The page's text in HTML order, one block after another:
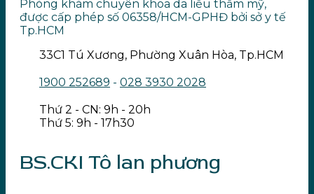
Phòng khám chuyên khoa da liễu thẩm mỹ,
được cấp phép số 06358/HCM-GPHĐ bởi sở y tế
Tp.HCM
33C1 Tú Xương, Phường Xuân Hòa, Tp.HCM
1900 252689 - 028 3930 2028
Thứ 2 - CN: 9h - 20h
Thứ 5: 9h - 17h30
BS.CKI Tô lan phương